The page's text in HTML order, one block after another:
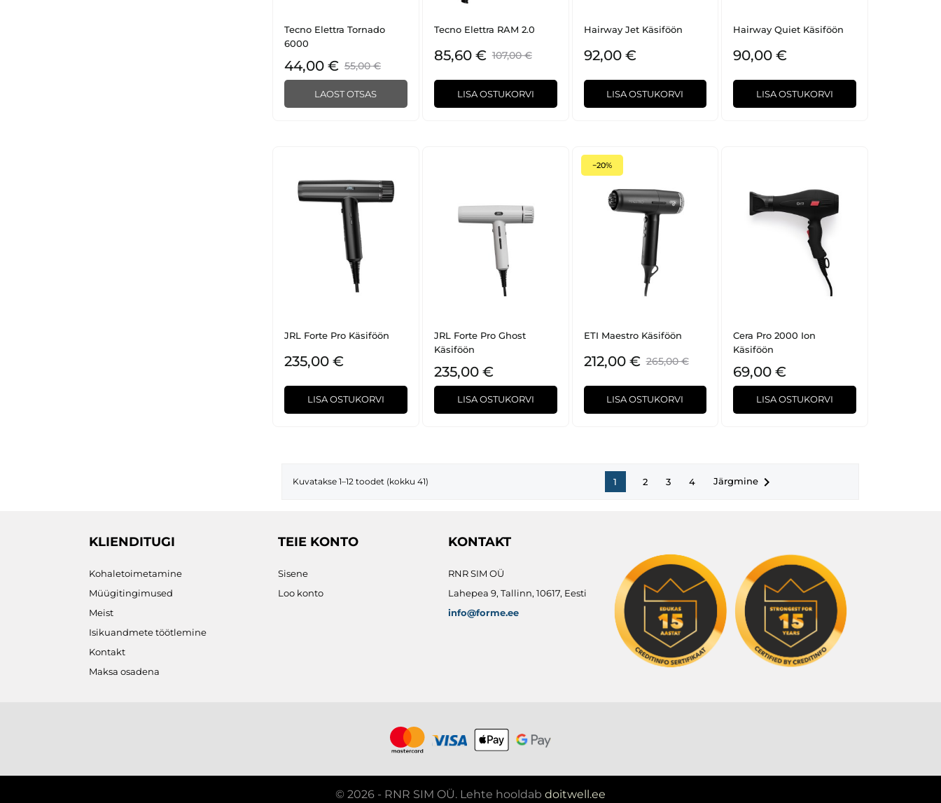
Tecno Elettra Tornado
6000
44,00 € 55,00 €
LAOST OTSAS
Tecno Elettra RAM 2.0
85,60 € 107,00 €
LISA OSTUKORVI
Hairway Jet Käsiföön
92,00 €
LISA OSTUKORVI
Hairway Quiet Käsiföön
90,00 €
LISA OSTUKORVI
JRL Forte Pro Käsiföön
235,00 €
LISA OSTUKORVI
JRL Forte Pro Ghost
Käsiföön
235,00 €
LISA OSTUKORVI
ETI Maestro Käsiföön
212,00 € 265,00 €
LISA OSTUKORVI
−20%
Cera Pro 2000 Ion
Käsiföön
69,00 €
LISA OSTUKORVI
Kuvatakse 1–12 toodet (kokku 41) 1 2 3 4 Järgmine 
KLIENDITUGI
Kohaletoimetamine
Müügitingimused
Meist
Isikuandmete töötlemine
Kontakt
Maksa osadena
TEIE KONTO
Sisene
Loo konto
KONTAKT
RNR SIM OÜ
Lahepea 9, Tallinn, 10617, Eesti
info@forme.ee
© 2026 - RNR SIM OÜ. Lehte hooldab doitwell.ee